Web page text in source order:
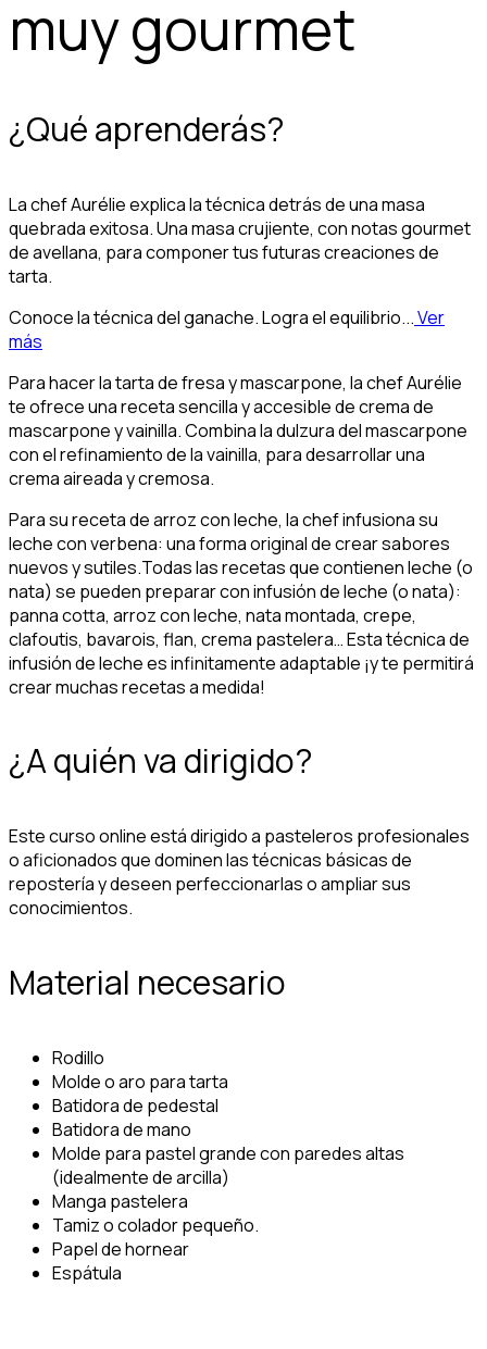
muy gourmet
¿Qué aprenderás?
La chef Aurélie explica la técnica detrás de una masa
quebrada exitosa. Una masa crujiente, con notas gourmet
de avellana, para componer tus futuras creaciones de
tarta.
Conoce la técnica del ganache. Logra el equilibrio...Ver
más
Para hacer la tarta de fresa y mascarpone, la chef Aurélie
te ofrece una receta sencilla y accesible de crema de
mascarpone y vainilla. Combina la dulzura del mascarpone
con el refinamiento de la vainilla, para desarrollar una
crema aireada y cremosa.
Para su receta de arroz con leche, la chef infusiona su
leche con verbena: una forma original de crear sabores
nuevos y sutiles.Todas las recetas que contienen leche (o
nata) se pueden preparar con infusión de leche (o nata):
panna cotta, arroz con leche, nata montada, crepe,
clafoutis, bavarois, flan, crema pastelera… Esta técnica de
infusión de leche es infinitamente adaptable ¡y te permitirá
crear muchas recetas a medida!
¿A quién va dirigido?
Este curso online está dirigido a pasteleros profesionales
o aficionados que dominen las técnicas básicas de
repostería y deseen perfeccionarlas o ampliar sus
conocimientos.
Material necesario
Rodillo
Molde o aro para tarta
Batidora de pedestal
Batidora de mano
Molde para pastel grande con paredes altas
(idealmente de arcilla)
Manga pastelera
Tamiz o colador pequeño.
Papel de hornear
Espátula